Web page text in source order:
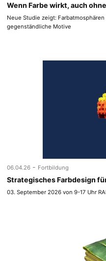
Wenn Farbe wirkt, auch
Neue Studie zeigt:
gegenständliche Motive
06.04.26 - Fortbildung
Strategisches Farbdesign
03. September 2026 von 9-17 Uhr